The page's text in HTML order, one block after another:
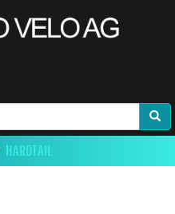
HARDTAIL